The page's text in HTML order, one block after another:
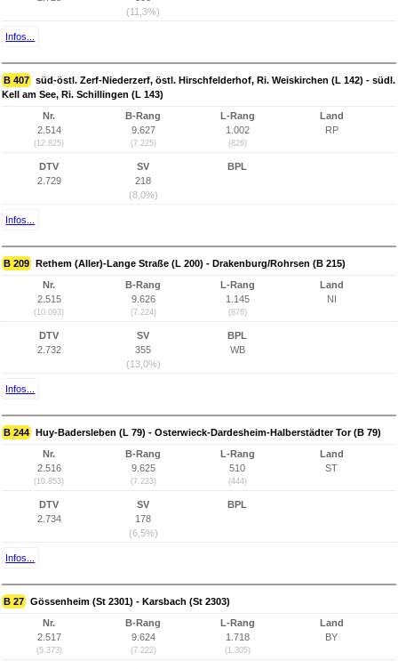
(11,3%)
Infos...
B 407 süd-östl. Zerf-Niederzerf, östl. Hirschfelderhof, Ri. Weiskirchen (L 142) - südl.
Kell am See, Ri. Schillingen (L 143)
Nr.
2.514
(12.825)
B-Rang
9.627
(7.225)
L-Rang
1.002
(826)
Land
RP
DTV
2.729
SV
218
(8,0%)
BPL
Infos...
B 209 Rethem (Aller)-Lange Straße (L 200) - Drakenburg/Rohrsen (B 215)
Nr.
2.515
(10.093)
B-Rang
9.626
(7.224)
L-Rang
1.145
(876)
Land
NI
DTV
2.732
SV
355
(13,0%)
BPL
WB
Infos...
B 244 Huy-Badersleben (L 79) - Osterwieck-Dardesheim-Halberstädter Tor (B 79)
Nr.
2.516
(10.853)
B-Rang
9.625
(7.223)
L-Rang
510
(444)
Land
ST
DTV
2.734
SV
178
(6,5%)
BPL
Infos...
B 27 Gössenheim (St 2301) - Karsbach (St 2303)
Nr.
2.517
(5.373)
B-Rang
9.624
(7.222)
L-Rang
1.718
(1.305)
Land
BY